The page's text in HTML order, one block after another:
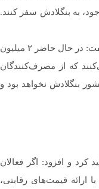
به بنگلادش سفر کنند.
وی به پراکندگی و گستردگی حضور تبعه‌های بنگلادش در کشورهای مختلف نیز اشاره کرد و گفت: در حال حاضر ۲ میلیون
که از مصرف‌کنندگان
بنگلادش نخواهد بود و
و افزود: اگر فعالان
ارائه قیمت‌های رقابتی،